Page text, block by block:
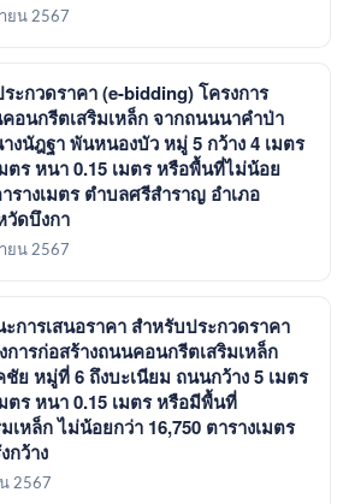
ยน 2567
ระกวดราคา (e-bidding) โครงการ
อนกรีตเสริมเหล็ก จากถนนนาคำป่า
งนัฎฐา พันหนองบัว หมู่ 5 กว้าง 4 เมตร
มตร หนา 0.15 เมตร หรือพื้นที่ไม่น้อย
รางเมตร ตำบลศรีสำราญ อำเภอ
วัดบึงกา
ยน 2567
การเสนอราคา สำหรับประกวดราคา
การก่อสร้างถนนคอนกรีตเสริมเหล็ก
ย หมู่ที่ 6 ถึงบะเนียม ถนนกว้าง 5 เมตร
ตร หนา 0.15 เมตร หรือมีพื้นที่
เหล็ก ไม่น้อยกว่า 16,750 ตารางเมตร
กว้าง
2567